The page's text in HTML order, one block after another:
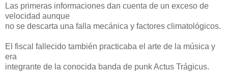
Las primeras informaciones dan cuenta de un exceso de
velocidad aunque
no se descarta una falla mecánica y factores climatológicos.
El fiscal fallecido también practicaba el arte de la música y
era
integrante de la conocida banda de punk Actus Trágicus.